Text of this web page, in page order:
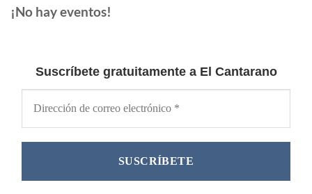
¡No hay eventos!
Suscríbete gratuitamente a El Cantarano